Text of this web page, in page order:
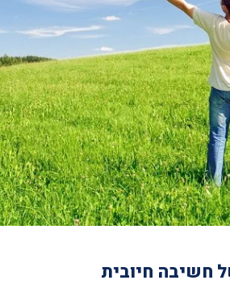
חשיבה חיובית